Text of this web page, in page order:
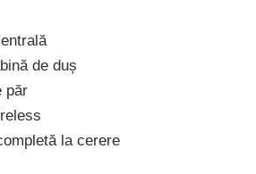
de duș
păr
la cerere